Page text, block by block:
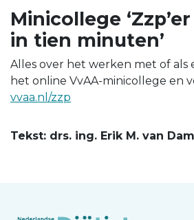
Minicollege
in tien minuten’
Alles over het werken met of als
het online VvAA-minicollege en
vvaa.nl/zzp
Tekst: drs. ing. Erik M. van